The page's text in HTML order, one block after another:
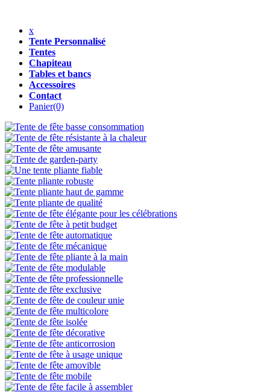
x
Tente Personnalisé
Tentes
Chapiteau
Tables et bancs
Accessoires
Contact
Panier(0)